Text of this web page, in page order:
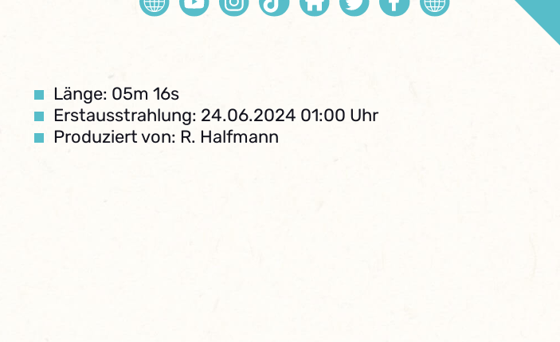
Länge: 05m 16s
Erstausstrahlung: 24.06.2024 01:00 Uhr
Produziert von: R. Halfmann